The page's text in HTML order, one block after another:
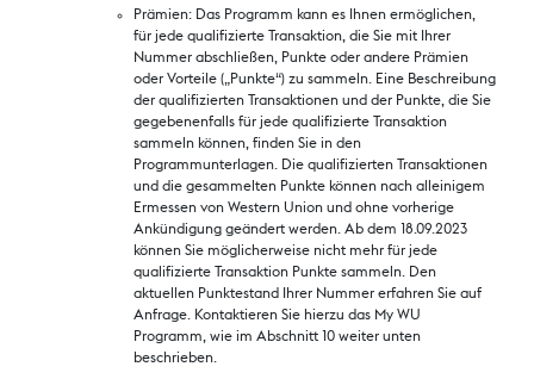
Prämien: Das Programm kann es Ihnen ermöglichen,
für jede qualifizierte Transaktion, die Sie mit Ihrer
Nummer abschließen, Punkte oder andere Prämien
oder Vorteile („Punkte“) zu sammeln. Eine Beschreibung
der qualifizierten Transaktionen und der Punkte, die Sie
gegebenenfalls für jede qualifizierte Transaktion
sammeln können, finden Sie in den
Programmunterlagen. Die qualifizierten Transaktionen
und die gesammelten Punkte können nach alleinigem
Ermessen von Western Union und ohne vorherige
Ankündigung geändert werden. Ab dem 18.09.2023
können Sie möglicherweise nicht mehr für jede
qualifizierte Transaktion Punkte sammeln. Den
aktuellen Punktestand Ihrer Nummer erfahren Sie auf
Anfrage. Kontaktieren Sie hierzu das My WU
Programm, wie im Abschnitt 10 weiter unten
beschrieben.